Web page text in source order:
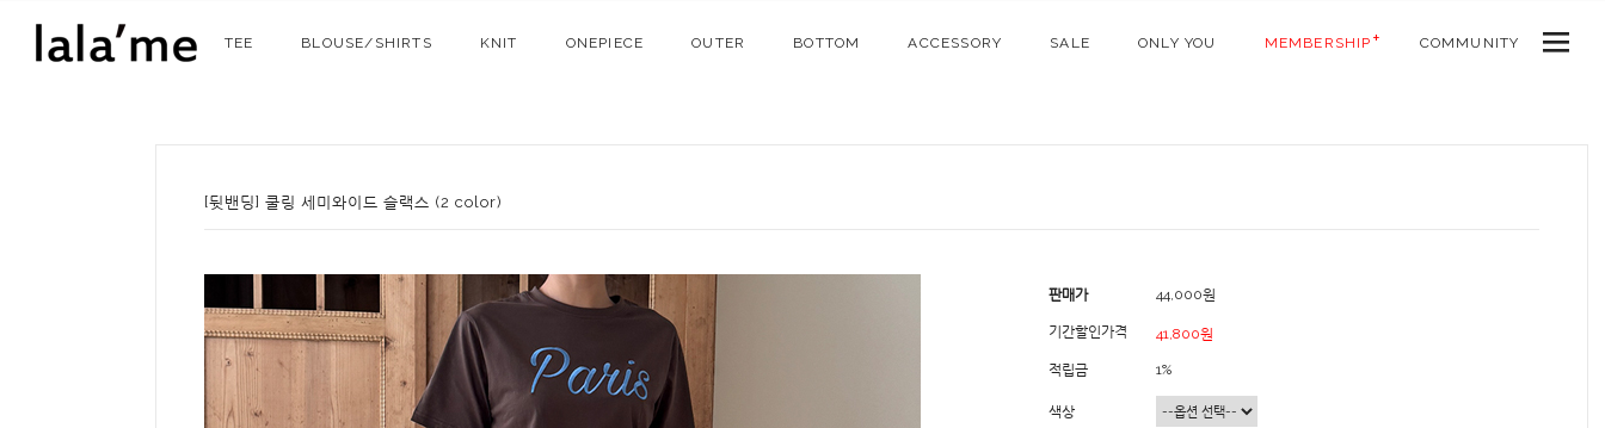
TEE BLOUSE/SHIRTS KNIT ONEPIECE OUTER BOTTOM ACCESSORY SALE ONLY YOU MEMBERSHIP COMMUNITY
[뒷밴딩] 쿨링 세미와이드 슬랙스 (2 color)
판매가 44,000원
기간할인가격 41,800원
적립금 1%
색상